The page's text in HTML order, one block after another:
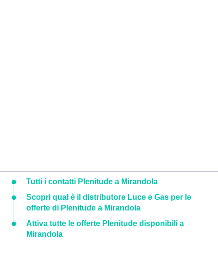
Tutti i contatti Plenitude a Mirandola
Scopri qual è il distributore Luce e Gas per le
offerte di Plenitude a Mirandola
Attiva tutte le offerte Plenitude disponibili a
Mirandola